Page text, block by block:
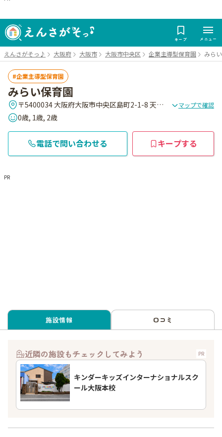
キープ メニュー
えんさがそっ♪ 大阪府 大阪市 大阪市中央区 企業主導型保育園 みら
企業主導型保育園
みらい保育園
〒5400034 大阪府大阪市中央区島町2-1-8 天満ファ-ストビル マップで確認
0歳, 1歳, 2歳
電話で問い合わせる キープする
PR
施設情報 口コミ
近隣の施設もチェックしてみよう PR
キンダーキッズインターナショナルスク
ール大阪本校